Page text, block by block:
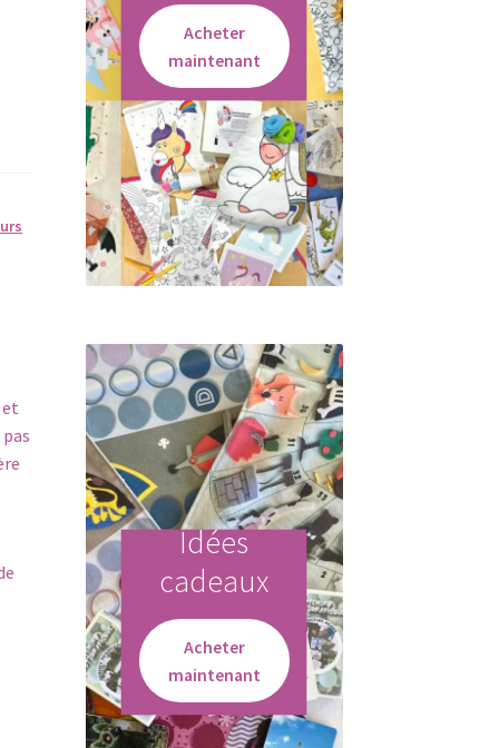
Acheter
maintenant
Idées
cadeaux
Acheter
maintenant